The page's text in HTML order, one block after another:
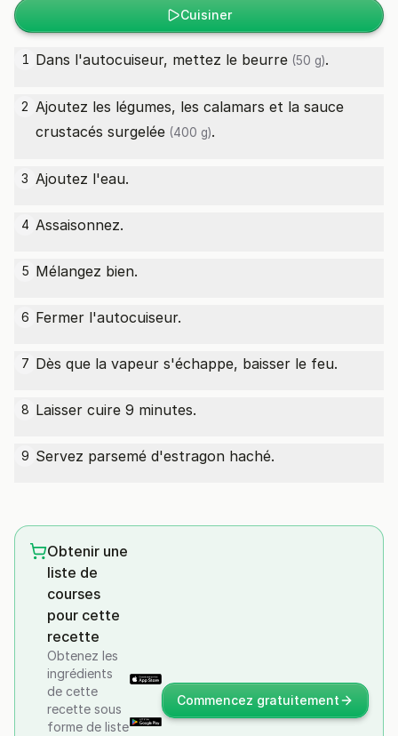
Cuisiner
1 Dans l'autocuiseur, mettez le beurre (50 g).
2 Ajoutez les légumes, les calamars et la sauce
crustacés surgelée (400 g).
3 Ajoutez l'eau.
4 Assaisonnez.
5 Mélangez bien.
6 Fermer l'autocuiseur.
7 Dès que la vapeur s'échappe, baisser le feu.
8 Laisser cuire 9 minutes.
9 Servez parsemé d'estragon haché.
Obtenir une
liste de
courses
pour cette
recette
Obtenez les
ingrédients
de cette
recette sous
forme de liste
Commencez gratuitement